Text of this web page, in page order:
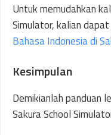
Untuk memudahkan
Simulator, kalian
Bahasa Indonesia di
Kesimpulan
Demikianlah panduan
Sakura School